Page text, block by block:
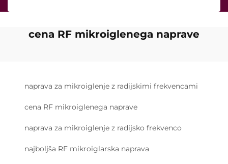
cena RF mikroiglenega naprave
naprava za mikroiglenje z radijskimi frekvencami
cena RF mikroiglenega naprave
naprava za mikroiglenje z radijsko frekvenco
najboljša RF mikroiglarska naprava